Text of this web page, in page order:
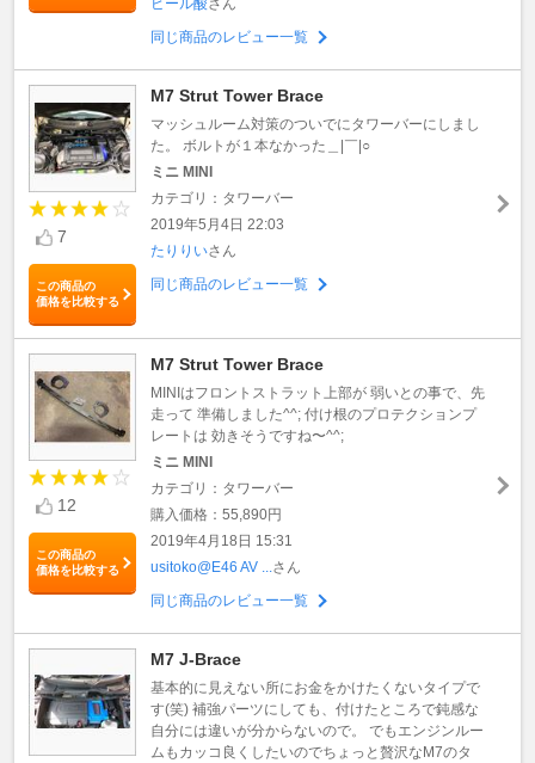
ビール酸さん
同じ商品のレビュー一覧
7
この商品の
価格を比較する
M7 Strut Tower Brace
マッシュルーム対策のついでにタワーバーにしまし
た。 ボルトが１本なかった＿|￣|○
ミニ MINI
カテゴリ：タワーバー
2019年5月4日 22:03
たりりいさん
同じ商品のレビュー一覧
12
この商品の
価格を比較する
M7 Strut Tower Brace
MINIはフロントストラット上部が 弱いとの事で、先
走って 準備しました^^; 付け根のプロテクションプ
レートは 効きそうですね〜^^;
ミニ MINI
カテゴリ：タワーバー
購入価格：55,890円
2019年4月18日 15:31
usitoko@E46 AV ...さん
同じ商品のレビュー一覧
M7 J-Brace
基本的に見えない所にお金をかけたくないタイプで
す(笑) 補強パーツにしても、付けたところで鈍感な
自分には違いが分からないので。 でもエンジンルー
ムもカッコ良くしたいのでちょっと贅沢なM7のタ